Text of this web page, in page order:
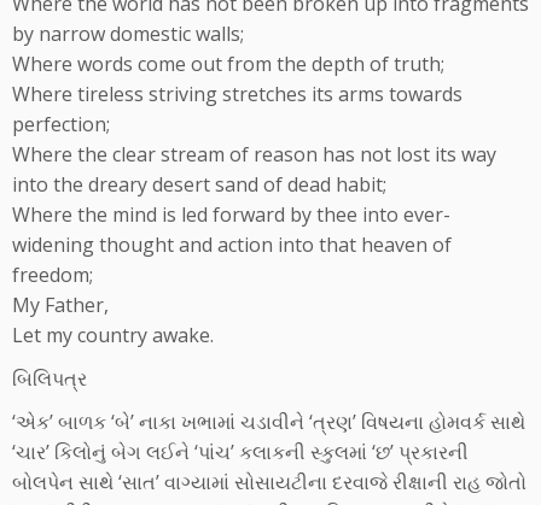
by narrow domestic walls;
Where words come out from the depth of truth;
Where tireless striving stretches its arms towards
perfection;
Where the clear stream of reason has not lost its way
into the dreary desert sand of dead habit;
Where the mind is led forward by thee into ever-
widening thought and action into that heaven of
freedom;
My Father,
Let my country awake.
બિલિપત્ર
‘એક’ બાળક ‘બે’ નાકા ખભામાં ચડાવીને ‘ત્રણ’ વિષયના હોમવર્ક સાથે
‘ચાર’ કિલોનું બેગ લઈને ‘પાંચ’ કલાકની સ્કુલમાં ‘છ’ પ્રકારની
બોલપેન સાથે ‘સાત’ વાગ્યામાં સોસાયટીના દરવાજે રીક્ષાની રાહ જોતો